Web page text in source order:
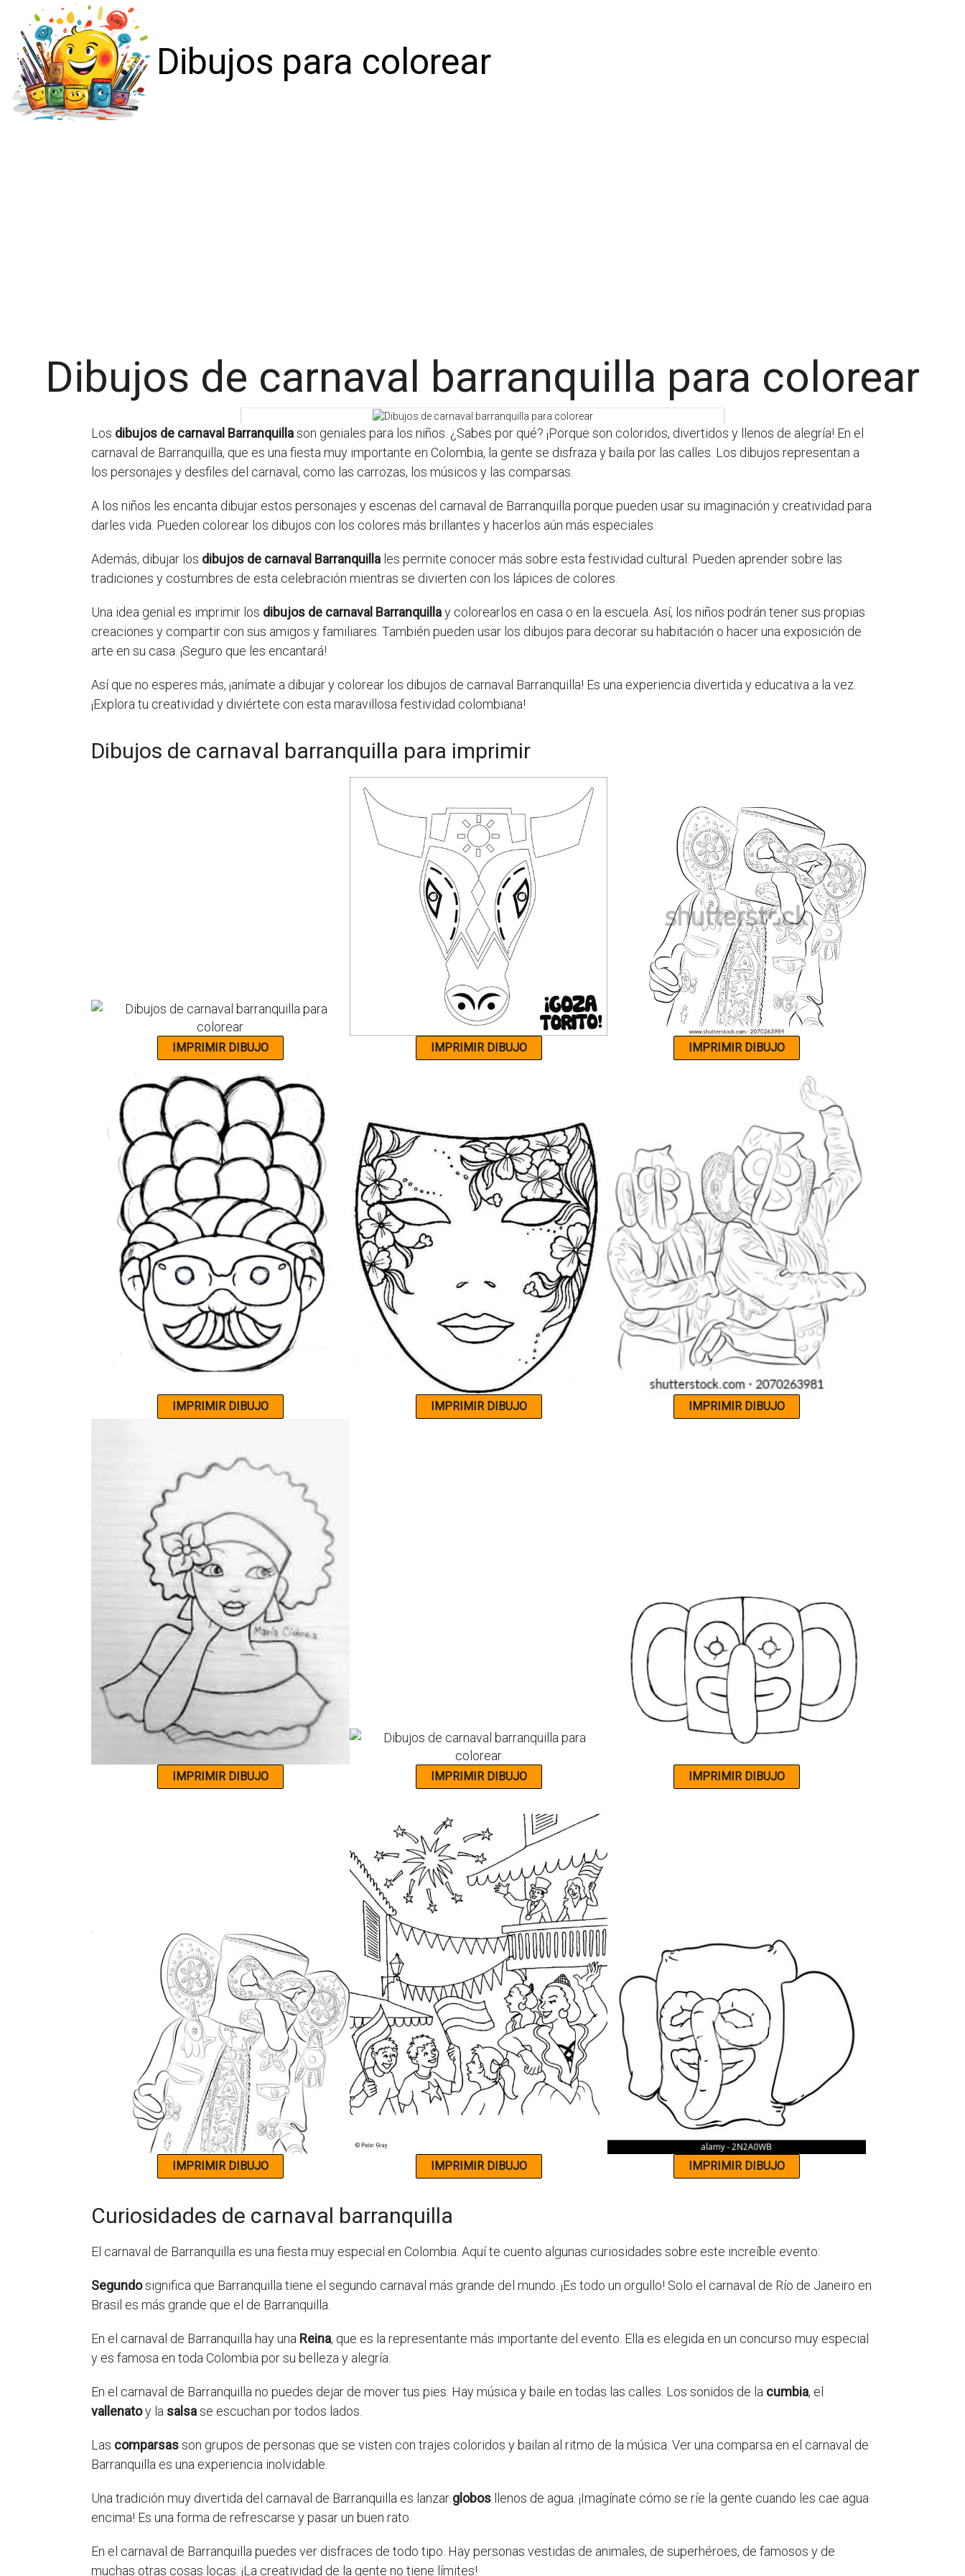
Dibujos para colorear
Dibujos de carnaval barranquilla para colorear
Los dibujos de carnaval Barranquillason geniales para los niños. ¿Sabes por qué? ¡Porque son coloridos, divertidos y llenos de alegría! En el
carnaval de Barranquilla, que es una fiesta muy importante en Colombia, la gente se disfraza y baila por las calles. Los dibujos representan a
los personajes y desfiles del carnaval, como las carrozas, los músicos y las comparsas.
A los niños les encanta dibujar estos personajes y escenas del carnaval de Barranquilla porque pueden usar su imaginación y creatividad para
darles vida. Pueden colorear los dibujos con los colores más brillantes y hacerlos aún más especiales.
Además, dibujar los dibujos de carnaval Barranquilla les permite conocer más sobre esta festividad cultural. Pueden aprender sobre las
tradiciones y costumbres de esta celebración mientras se divierten con los lápices de colores.
Una idea genial es imprimir los dibujos de carnaval Barranquillay colorearlos en casa o en la escuela. Así, los niños podrán tener sus propias
creaciones y compartir con sus amigos y familiares. También pueden usar los dibujos para decorar su habitación o hacer una exposición de
arte en su casa. ¡Seguro que les encantará!
Así que no esperes más, ¡anímate a dibujar y colorear los dibujos de carnaval Barranquilla! Es una experiencia divertida y educativa a la vez.
¡Explora tu creatividad y diviértete con esta maravillosa festividad colombiana!
Dibujos de carnaval barranquilla para imprimir
Curiosidades de carnaval barranquilla
El carnaval de Barranquilla es una fiesta muy especial en Colombia. Aquí te cuento algunas curiosidades sobre este increíble evento:
Segundosignifica que Barranquilla tiene el segundo carnaval más grande del mundo. ¡Es todo un orgullo! Solo el carnaval de Río de Janeiro en
Brasil es más grande que el de Barranquilla.
En el carnaval de Barranquilla hay una Reina, que es la representante más importante del evento. Ella es elegida en un concurso muy especial
y es famosa en toda Colombia por su belleza y alegría.
En el carnaval de Barranquilla no puedes dejar de mover tus pies. Hay música y baile en todas las calles. Los sonidos de la cumbia, el
vallenatoy la salsase escuchan por todos lados.
Las comparsasson grupos de personas que se visten con trajes coloridos y bailan al ritmo de la música. Ver una comparsa en el carnaval de
Barranquilla es una experiencia inolvidable.
Una tradición muy divertida del carnaval de Barranquilla es lanzar globos llenos de agua. ¡Imagínate cómo se ríe la gente cuando les cae agua
encima! Es una forma de refrescarse y pasar un buen rato.
En el carnaval de Barranquilla puedes ver disfraces de todo tipo. Hay personas vestidas de animales, de superhéroes, de famosos y de
muchas otras cosas locas. ¡La creatividad de la gente no tiene límites!